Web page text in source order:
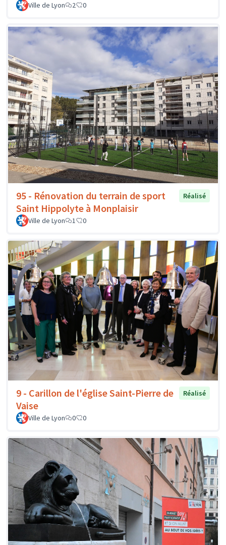
Ville de Lyon 2 0
95 - Rénovation du terrain de sport
Saint Hippolyte à Monplaisir
Réalisé
Ville de Lyon 1 0
9 - Carillon de l'église Saint-Pierre de
Vaise
Réalisé
Ville de Lyon 0 0